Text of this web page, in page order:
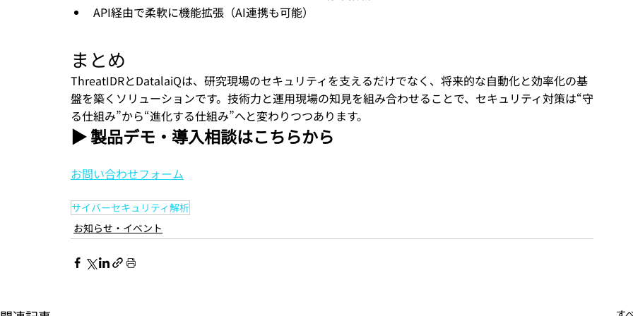
API経由で柔軟に機能拡張（AI連携も可能）
まとめ
ThreatIDRとDatalaiQは、研究現場のセキュリティを支えるだけでなく、将来的な自動化と効率化の基
盤を築くソリューションです。技術力と運用現場の知見を組み合わせることで、セキュリティ対策は“守
る仕組み”から“進化する仕組み”へと変わりつつあります。
▶ 製品デモ・導入相談はこちらから
お問い合わせフォーム
サイバーセキュリティ解析
お知らせ・イベント